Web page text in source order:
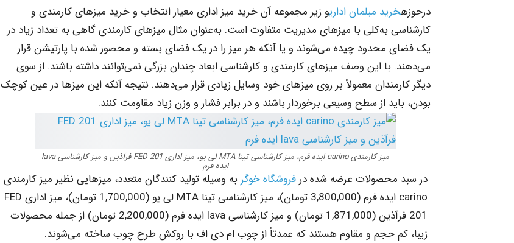
درحوزهخرید مبلمان اداریو زیر مجموعه آن خرید میز اداری معیار انتخاب و خرید میزهای کارمندی و
کارشناسی به‌کلی با میزهای مدیریت متفاوت است. به‌عنوان مثال میزهای کارمندی گاهی به تعداد زیاد در
یک فضای محدود چیده می‌شوند و یا آنکه هر میز را در یک فضای بسته و محصور شده با پارتیشن قرار
می‌دهند. با این وصف میزهای کارمندی و کارشناسی ابعاد چندان بزرگی نمی‌توانند داشته باشند. از سوی
دیگر کارمندان معمولاً بر روی میزهای خود وسایل زیادی قرار می‌دهند. نتیجه آنکه این میزها در عین کوچک
بودن، باید از سطح وسیعی برخوردار باشند و در برابر فشار و وزن زیاد مقاومت کنند.
میز کارمندی carino ایده فرم، ‌میز کارشناسی تینا MTA لی یو، میز اداری FED 201 فرآذین و میز کارشناسی lava
ایده فرم
در سبد محصولات عرضه شده درفروشگاه خوگر به وسیله تولید کنندگان متعدد، میزهایی نظیر ‌میز کارمندی
carino ایده فرم (3,800,000 تومان)، ‌میز کارشناسی تینا MTA لی یو (1,700,000 تومان)، میز اداری FED
201 فرآذین (1,871,000 تومان) و میز کارشناسی lava ایده فرم (2,200,000 تومان) از جمله محصولات
زیبا، کم حجم و مقاوم هستند که عمدتاً از چوب ام دی اف با روکش طرح چوب ساخته می‌شوند.